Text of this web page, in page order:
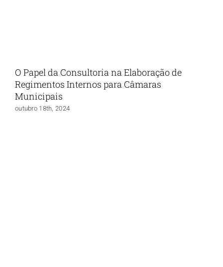
O Papel da Consultoria na Elaboração de
Regimentos Internos para Câmaras
Municipais
outubro 18th, 2024